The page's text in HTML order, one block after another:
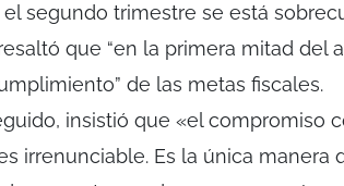
segundo trimestre se está
que “en la primera mitad del
de las metas fiscales.
insistió que «el compromiso
irrenunciable. Es la única manera